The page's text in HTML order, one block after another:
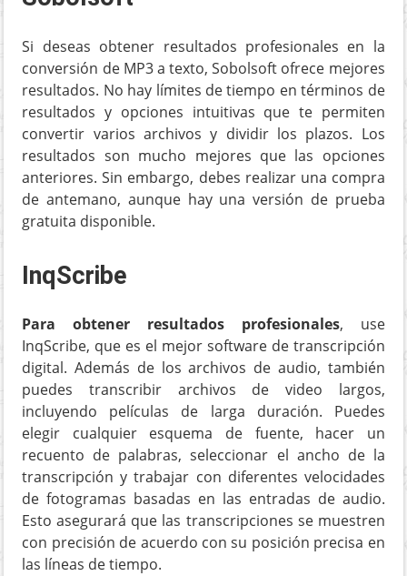
Si deseas obtener resultados profesionales en la
conversión de MP3 a texto, Sobolsoft ofrece mejores
resultados. No hay límites de tiempo en términos de
resultados y opciones intuitivas que te permiten
convertir varios archivos y dividir los plazos. Los
resultados son mucho mejores que las opciones
anteriores. Sin embargo, debes realizar una compra
de antemano, aunque hay una versión de prueba
gratuita disponible.
InqScribe
Para obtener resultados profesionales, use
InqScribe, que es el mejor software de transcripción
digital. Además de los archivos de audio, también
puedes transcribir archivos de video largos,
incluyendo películas de larga duración. Puedes
elegir cualquier esquema de fuente, hacer un
recuento de palabras, seleccionar el ancho de la
transcripción y trabajar con diferentes velocidades
de fotogramas basadas en las entradas de audio.
Esto asegurará que las transcripciones se muestren
con precisión de acuerdo con su posición precisa en
las líneas de tiempo.